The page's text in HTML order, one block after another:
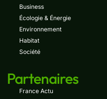
Business
Écologie & Énergie
Environnement
Habitat
Société
Partenaires
France Actu